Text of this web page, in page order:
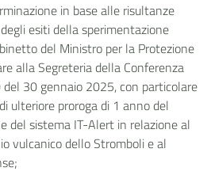
in base alle risultanze
esiti della sperimentazione
del Ministro per la Protezione
alla Segreteria della Conferenza
30 gennaio 2025, con particolare
ulteriore proroga di 1 anno del
del sistema IT-Alert in relazione al
vulcanico dello Stromboli e al